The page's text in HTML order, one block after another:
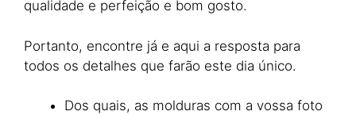
qualidade e perfeição e bom gosto.
Portanto, encontre já e aqui a resposta para
todos os detalhes que farão este dia único.
Dos quais, as molduras com a vossa foto